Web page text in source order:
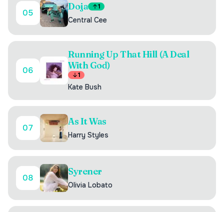
05
Doja 1
Central Cee
06
Running Up That Hill (A Deal
With God)
1
Kate Bush
07
As It Was
Harry Styles
08
Syrener
Olivia Lobato